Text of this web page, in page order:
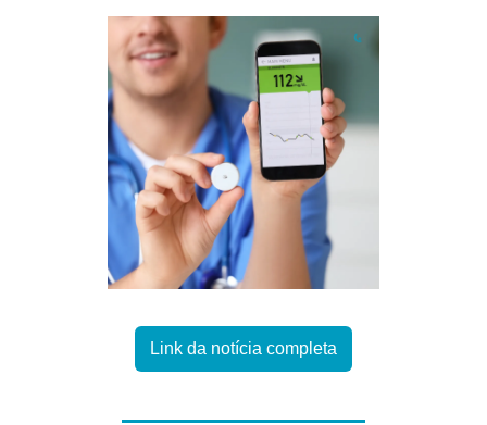
Link da notícia completa